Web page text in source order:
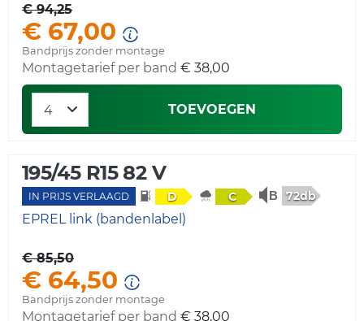
€ 94,25
€ 67,00
Bandprijs zonder montage
Montagetarief per band € 38,00
TOEVOEGEN
195/45 R15 82 V
IN PRIJS VERLAAGD D C 72db
EPREL link (bandenlabel)
€ 85,50
€ 64,50
Bandprijs zonder montage
Montagetarief per band € 38,00